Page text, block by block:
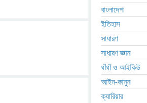
বাংলাদেশ
ইতিহাস
সাধারণ
সাধারণ জ্ঞান
ধাঁধাঁ ও আইকিউ
আইন-কানুন
ক্যারিয়ার